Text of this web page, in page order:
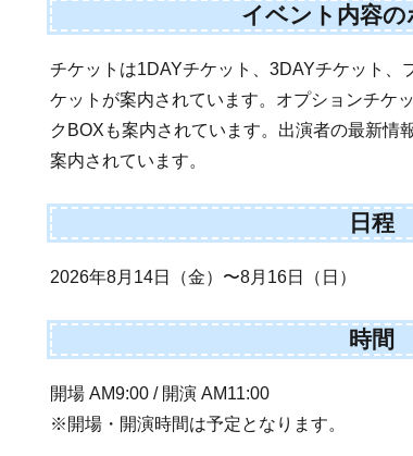
イベント内容の
チケットは1DAYチケット、3DAYチケット、
ケットが案内されています。オプションチケ
クBOXも案内されています。出演者の最新情
案内されています。
日程
2026年8月14日（金）〜8月16日（日）
時間
開場 AM9:00 / 開演 AM11:00
※開場・開演時間は予定となります。